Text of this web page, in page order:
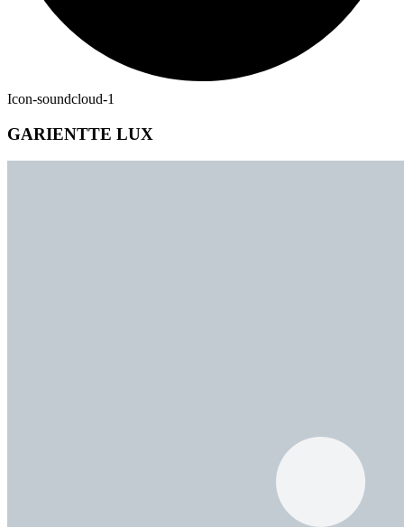
Icon-soundcloud-1
GARIENTTE LUX